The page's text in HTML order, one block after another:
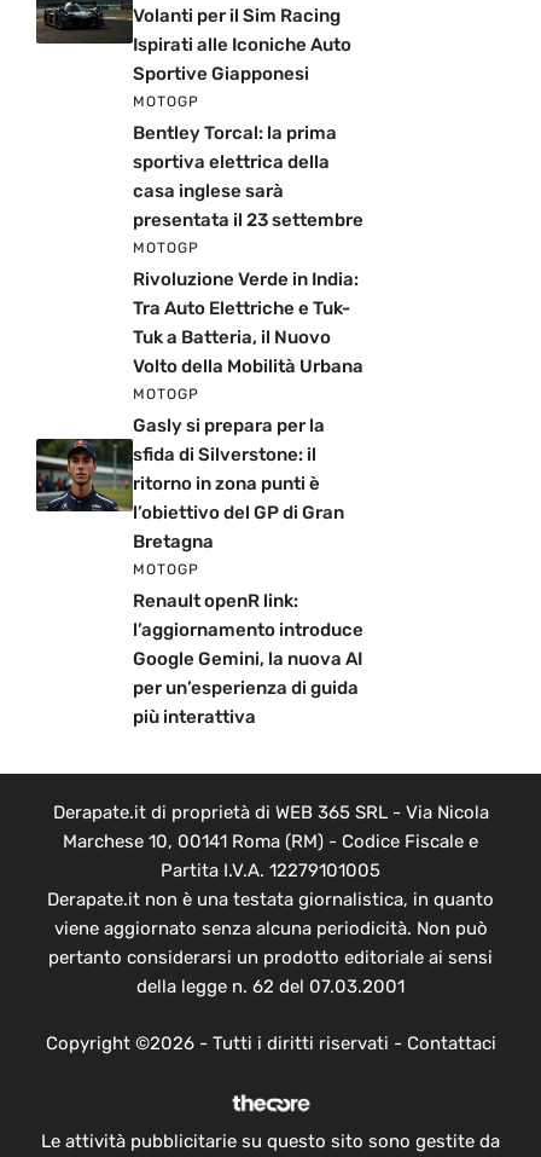
Volanti per il Sim Racing
Ispirati alle Iconiche Auto
Sportive Giapponesi
MOTOGP
Bentley Torcal: la prima
sportiva elettrica della
casa inglese sarà
presentata il 23 settembre
MOTOGP
Rivoluzione Verde in India:
Tra Auto Elettriche e Tuk-
Tuk a Batteria, il Nuovo
Volto della Mobilità Urbana
MOTOGP
Gasly si prepara per la
sfida di Silverstone: il
ritorno in zona punti è
l’obiettivo del GP di Gran
Bretagna
MOTOGP
Renault openR link:
l’aggiornamento introduce
Google Gemini, la nuova AI
per un’esperienza di guida
più interattiva
Derapate.it di proprietà di WEB 365 SRL - Via Nicola
Marchese 10, 00141 Roma (RM) - Codice Fiscale e
Partita I.V.A. 12279101005
Derapate.it non è una testata giornalistica, in quanto
viene aggiornato senza alcuna periodicità. Non può
pertanto considerarsi un prodotto editoriale ai sensi
della legge n. 62 del 07.03.2001
Copyright ©2026 - Tutti i diritti riservati - Contattaci
Le attività pubblicitarie su questo sito sono gestite da